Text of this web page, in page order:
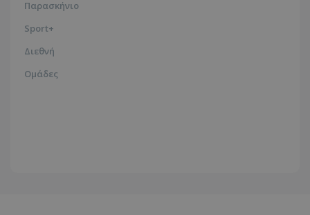
Παρασκήνιο
Sport+
Διεθνή
Ομάδες